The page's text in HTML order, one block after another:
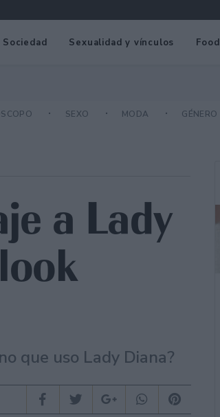
Sociedad Sexualidad y vínculos Food
SEXO MODA GÉNERO
a Lady
que uso Lady Diana?